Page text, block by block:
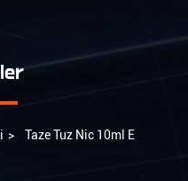
> Taze Tuz Nic 10ml E